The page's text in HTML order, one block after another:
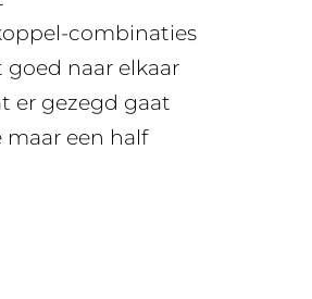
combinaties
naar elkaar
er gezegd gaat
maar een half